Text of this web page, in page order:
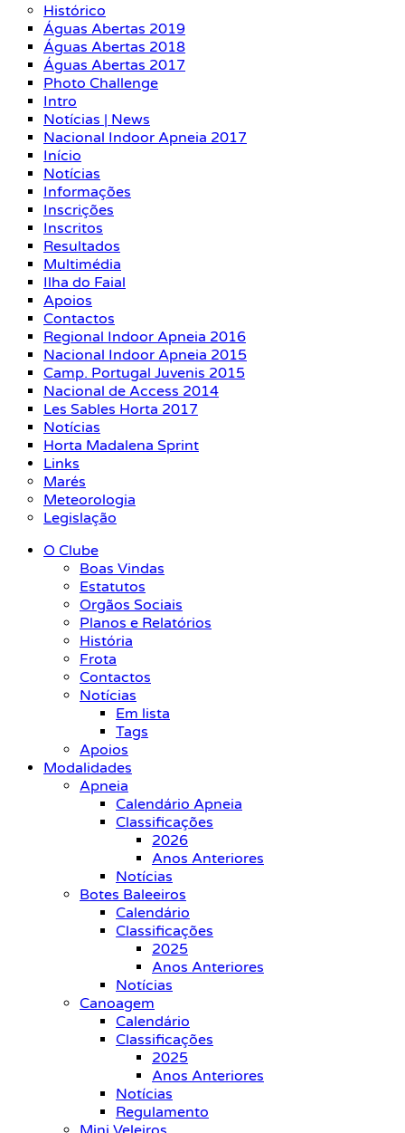
Histórico
Águas Abertas 2019
Águas Abertas 2018
Águas Abertas 2017
Photo Challenge
Intro
Notícias | News
Nacional Indoor Apneia 2017
Início
Notícias
Informações
Inscrições
Inscritos
Resultados
Multimédia
Ilha do Faial
Apoios
Contactos
Regional Indoor Apneia 2016
Nacional Indoor Apneia 2015
Camp. Portugal Juvenis 2015
Nacional de Access 2014
Les Sables Horta 2017
Notícias
Horta Madalena Sprint
Links
Marés
Meteorologia
Legislação
O Clube
Boas Vindas
Estatutos
Orgãos Sociais
Planos e Relatórios
História
Frota
Contactos
Notícias
Em lista
Tags
Apoios
Modalidades
Apneia
Calendário Apneia
Classificações
2026
Anos Anteriores
Notícias
Botes Baleeiros
Calendário
Classificações
2025
Anos Anteriores
Notícias
Canoagem
Calendário
Classificações
2025
Anos Anteriores
Notícias
Regulamento